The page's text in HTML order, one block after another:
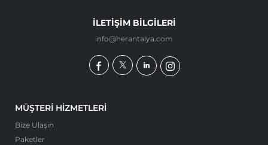
İLETIŞIM BILGILERI
info@herantalya.com
MÜŞTERI HIZMETLERI
Bize Ulaşın
Paketler